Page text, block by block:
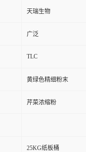
天瑞生物
广泛
TLC
黄绿色精细粉末
芹菜浓缩粉
25KG纸板桶